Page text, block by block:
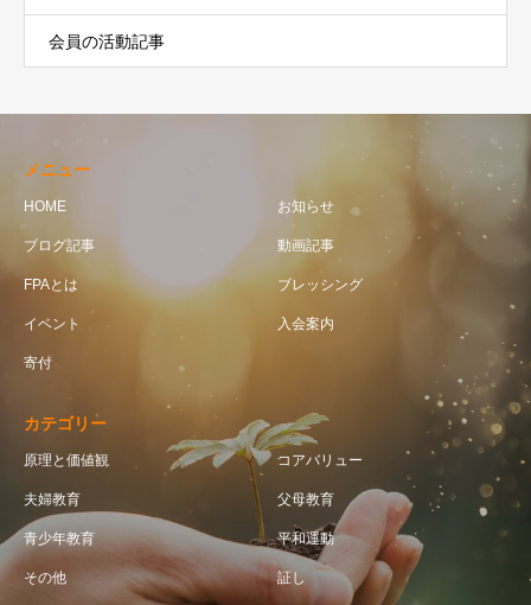
会員の活動記事
メニュー
HOME お知らせ
ブログ記事 動画記事
FPAとは ブレッシング
イベント 入会案内
寄付
カテゴリー
原理と価値観 コアバリュー
夫婦教育 父母教育
青少年教育 平和運動
その他 証し